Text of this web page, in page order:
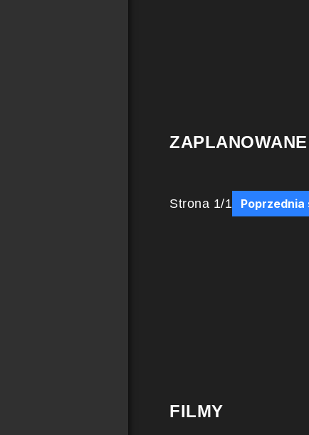
Strona 1/1 Poprzednia
FILMY